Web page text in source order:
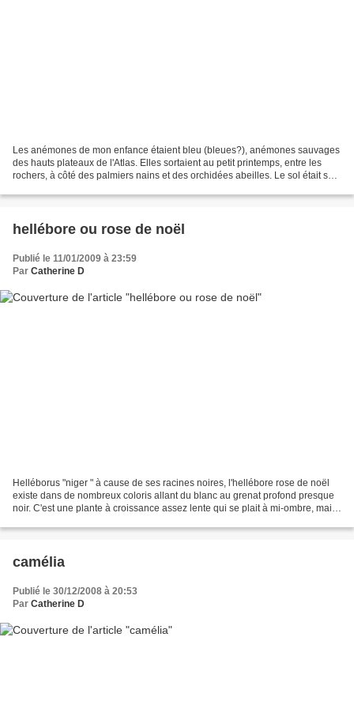
Les anémones de mon enfance étaient bleu (bleues?), anémones sauvages
des hauts plateaux de l'Atlas. Elles sortaient au petit printemps, entre les
rochers, à côté des palmiers nains et des orchidées abeilles. Le sol était sec
hellébore ou rose de noël
Publié le 11/01/2009 à 23:59
Par Catherine D
Helléborus "niger " à cause de ses racines noires, l'hellébore rose de noël
existe dans de nombreux coloris allant du blanc au grenat profond presque
noir. C'est une plante à croissance assez lente qui se plait à mi-ombre, mais
camélia
Publié le 30/12/2008 à 20:53
Par Catherine D